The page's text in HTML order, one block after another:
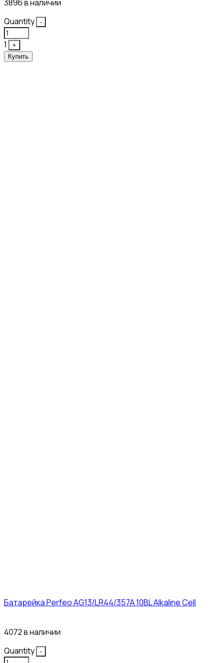
3896 в наличии
Quantity
-
1
+
Купить
Батарейка Perfeo AG13/LR44/357A 10BL Alkaline Cell
4072 в наличии
Quantity
-